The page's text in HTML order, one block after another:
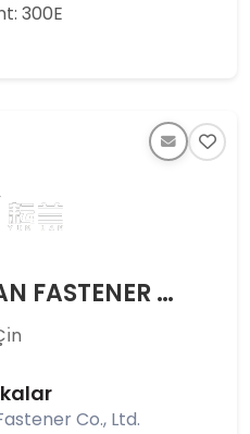
300E
NINGBO YUNLAN FASTENER CO., LTD.
Co., Ltd.